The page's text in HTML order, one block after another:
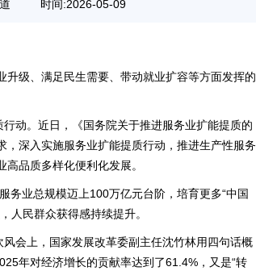
时间:2026-05-09
级、满足民生需要、带动就业扩容等方面发挥的
动。近日，《国务院关于推进服务业扩能提质的
深入实施服务业扩能提质行动，推进生产性服务
品质多样化便利化发展。
务业总规模迈上100万亿元台阶，培育更多“中国
人民群众获得感持续提升。
会上，国家发展改革委副主任沈竹林用四句话概
年对经济增长的贡献率达到了61.4%，又是“转